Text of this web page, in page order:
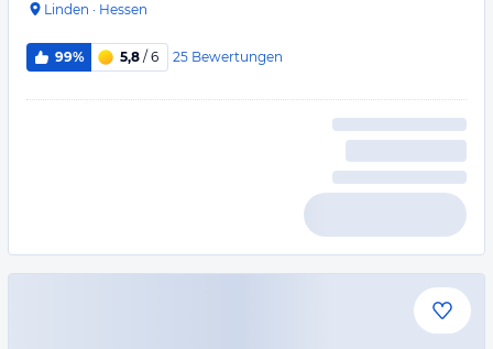
Linden · Hessen
99% 5,8 / 6 25 Bewertungen